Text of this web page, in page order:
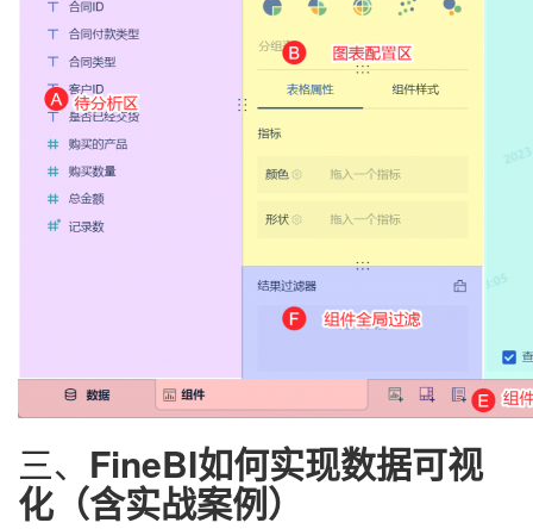
三、 FineBI如何实现数据可视
化（含实战案例）